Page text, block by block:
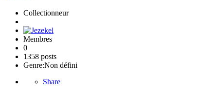
Collectionneur
Membres
0
1358 posts
Genre:Non défini
Share